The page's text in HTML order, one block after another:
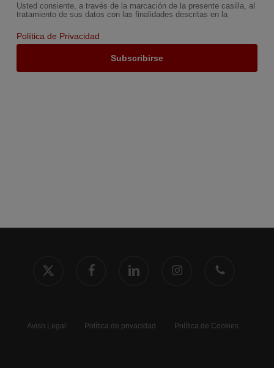
Usted consiente, a través de la marcación de la presente casilla, al
tratamiento de sus datos con las finalidades descritas en la
Política de Privacidad
twitter
Aviso Legal Política de privacidad Política de Cookies